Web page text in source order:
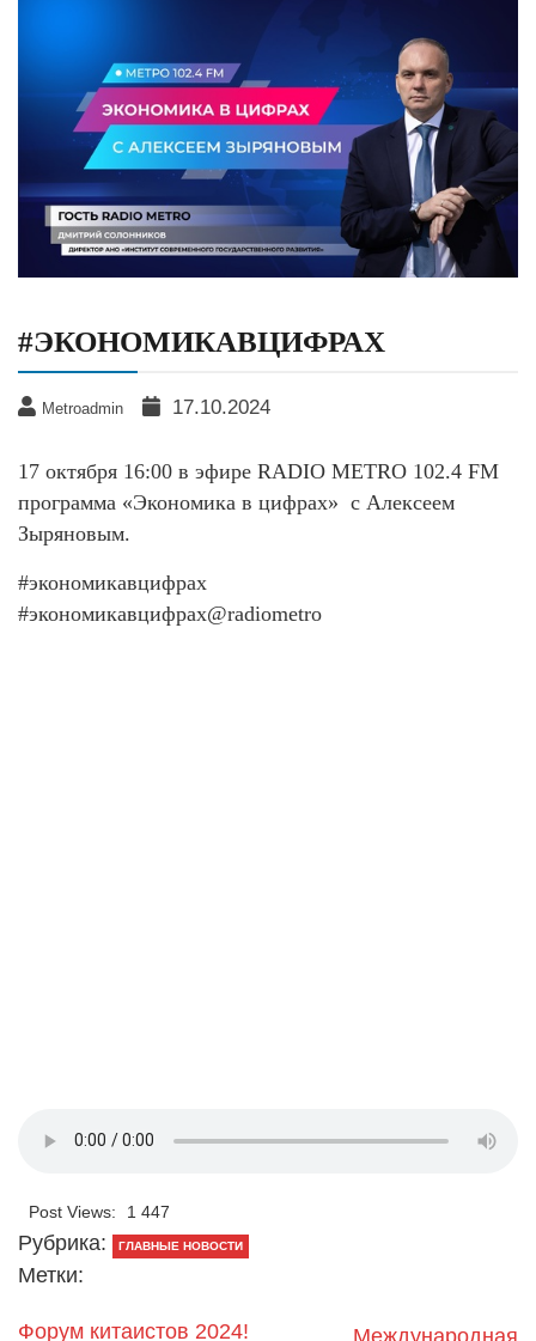
#ЭКОНОМИКАВЦИФРАХ
Metroadmin 17.10.2024
17 октября 16:00 в эфире RADIO METRO 102.4 FM
программа «Экономика в цифрах» с Алексеем
Зыряновым.
#экономикавцифрах
#экономикавцифрах@radiometro
Post Views: 1 447
Рубрика: ГЛАВНЫЕ НОВОСТИ
Метки:
Форум китаистов 2024!
Международная